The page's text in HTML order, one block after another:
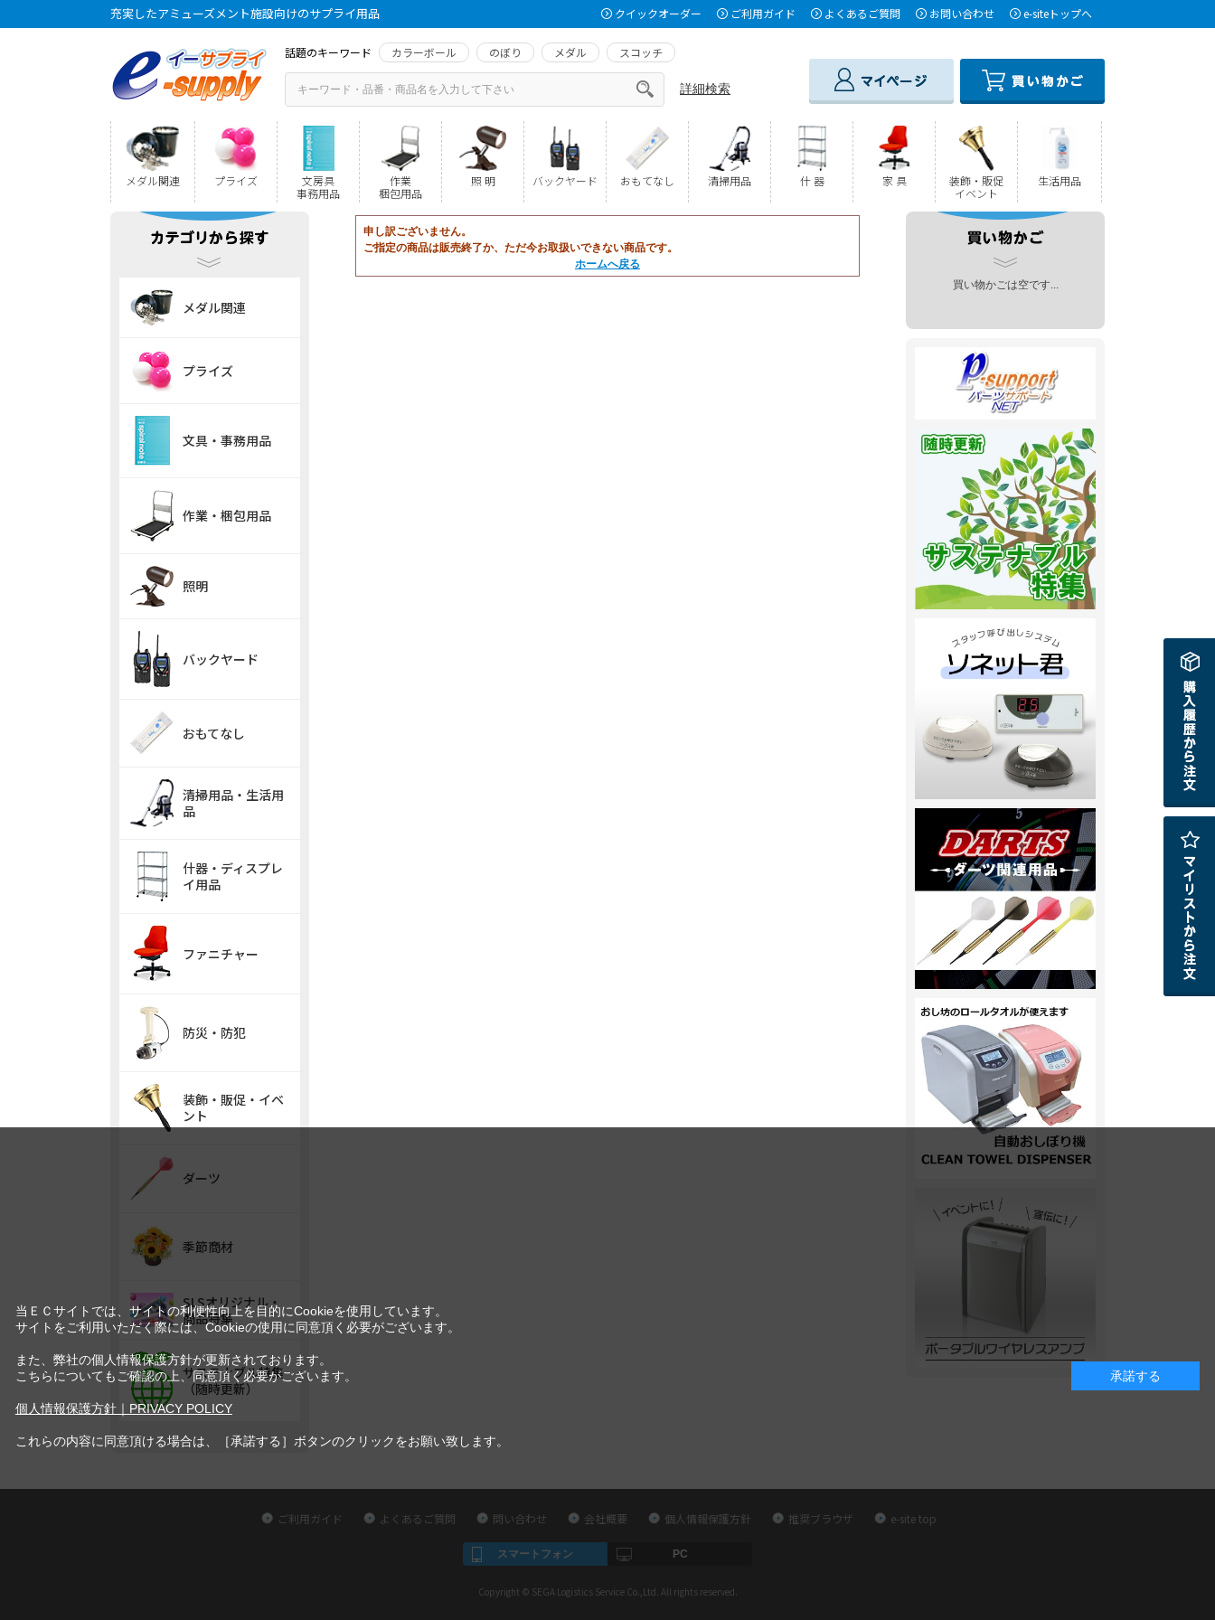
充実したアミューズメント施設向けのサプライ用品 クイックオーダー ご利用ガイド よくあるご質問 お問い合わせ e-siteトップへ
話題のキーワード カラーボール のぼり メダル スコッチ
詳細検索
メダル関連 プライズ
文房具
事務用品
作業
梱包用品
照 明 バックヤード おもてなし 清掃用品 什 器 家 具
装飾・販促
イベント
生活用品
申し訳ございません。
ご指定の商品は販売終了か、ただ今お取扱いできない商品です。
ホームへ戻る
メダル関連
プライズ
文具・事務用品
作業・梱包用品
照明
バックヤード
おもてなし
清掃用品・生活用
品
什器・ディスプレ
イ用品
ファニチャー
防災・防犯
装飾・販促・イベ
ント
ダーツ
季節商材
SLSオリジナル・
商品特集
サステナブル特集
（随時更新）
買い物かごは空です...
ご利用ガイド よくあるご質問 問い合わせ 会社概要 個人情報保護方針 推奨ブラウザ e-site top
スマートフォン PC
Copyright © SEGA Logistics Service Co.,Ltd. All rights reserved.
当ＥＣサイトでは、サイトの利便性向上を目的にCookieを使用しています。
サイトをご利用いただく際には、Cookieの使用に同意頂く必要がございます。
また、弊社の個人情報保護方針が更新されております。
こちらについてもご確認の上、同意頂く必要がございます。
個人情報保護方針｜PRIVACY POLICY
これらの内容に同意頂ける場合は、［承諾する］ボタンのクリックをお願い致します。
承諾する